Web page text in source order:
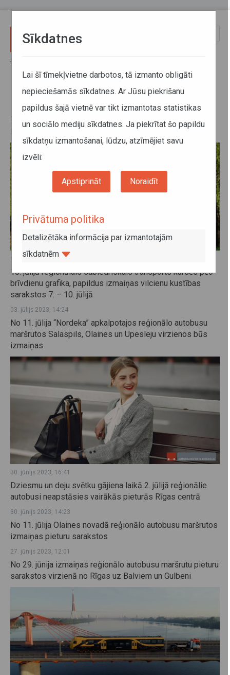
Sākums
Izmaiņas maršrutu tīklā
21. jūlijs 2023, 15:59
Līdz 15. septembrim pārcelta pietura Centrāltirgus Rīgā
06. jūlijs 2023, 11:21
10. jūlijā reģionālais sabiedriskais transports kursēs pēc
brīvdienu grafika, papildus izmaiņas vilcienu kustības
sarakstos 7. – 10. jūlijā
03. jūlijs 2023, 14:24
No 11. jūlija “Nordeka” apkalpotajos reģionālo autobusu
maršrutos Salaspils, Olaines un Upesleju virzienos būs
izmaiņas
30. jūnijs 2023, 16:41
Dziesmu un deju svētku gājiena laikā 2. jūlijā reģionālie
autobusi neapstāsies vairākās pieturās Rīgas centrā
30. jūnijs 2023, 14:23
No 11. jūlija Olaines novadā reģionālo autobusu maršrutos
izmaiņas pieturu sarakstos
27. jūnijs 2023, 12:01
No 29. jūnija izmaiņas reģionālo autobusu maršrutu pieturu
sarakstos virzienā no Rīgas uz Balviem un Gulbeni
Sīkdatnes
Lai šī tīmekļvietne darbotos, tā izmanto obligāti
nepieciešamās sīkdatnes. Ar Jūsu piekrišanu
papildus šajā vietnē var tikt izmantotas statistikas
un sociālo mediju sīkdatnes. Ja piekrītat šo papildu
sīkdatņu izmantošanai, lūdzu, atzīmējiet savu
izvēli:
Apstiprināt Noraidīt
Privātuma politika
Detalizētāka informācija par izmantotajām
sīkdatnēm